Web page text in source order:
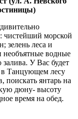
чистейший морской
зелень леса и
водные
У Вас будет
в Танцующем лесу
янтарь на
дюну- высоту
время на обед.